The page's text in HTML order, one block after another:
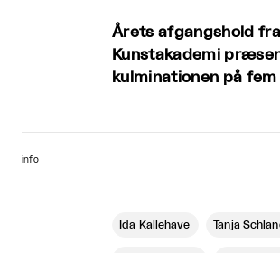
Årets afgangshold
Kunstakademi
kulminationen på
info
Ida Kallehave Tanja